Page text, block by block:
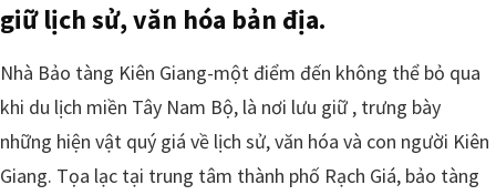
giữ lịch sử, văn hóa bản địa.
Nhà Bảo tàng Kiên Giang-một điểm đến không thể bỏ qua
khi du lịch miền Tây Nam Bộ, là nơi lưu giữ , trưng bày
những hiện vật quý giá về lịch sử, văn hóa và con người Kiên
Giang. Tọa lạc tại trung tâm thành phố Rạch Giá, bảo tàng